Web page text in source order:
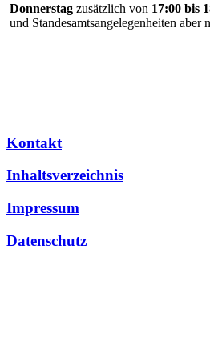
Donnerstag zusätzlich von 17:00 bis
und Standesamtsangelegenheiten aber
Kontakt
Inhaltsverzeichnis
Impressum
Datenschutz